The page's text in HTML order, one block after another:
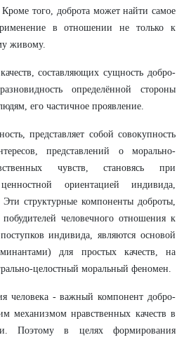
того, доброта может найти самое
в отношении не толь­ко к
живому.
составляющих сущность добро­
определённой стороны
его частичное проявление.
представляет собой совокупность
представлений о морально-
чувств, становясь при
ориентацией индивида,
Эти структурные компоненты доброты,
человечного отношения к
индивида, являются основой
для простых качеств, на
целостный моральный феномен.
человека - важный компонент добро­
механизмом нравственных качеств в
Поэтому в целях формирования